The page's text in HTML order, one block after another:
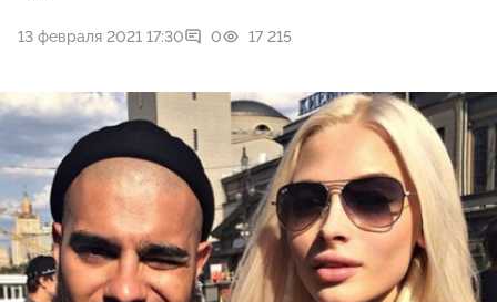
13 февраля 2021 17:30 0 17 215